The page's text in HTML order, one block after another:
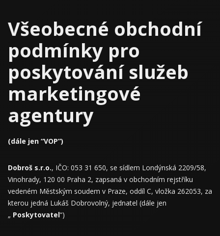
Všeobecné obchodní
podmínky pro
poskytování služeb
marketingové
agentury
(dále jen “VOP”)
Dobroš s.r.o., IČO: 053 31 650, se sídlem Londýnská 2209/58,
Vinohrady, 120 00 Praha 2, zapsaná v obchodním rejstříku
vedeném Městským soudem v Praze, oddíl C, vložka 262053, za
kterou jedná Lukáš Dobrovolný, jednatel (dále jen
„ Poskytovatel“)